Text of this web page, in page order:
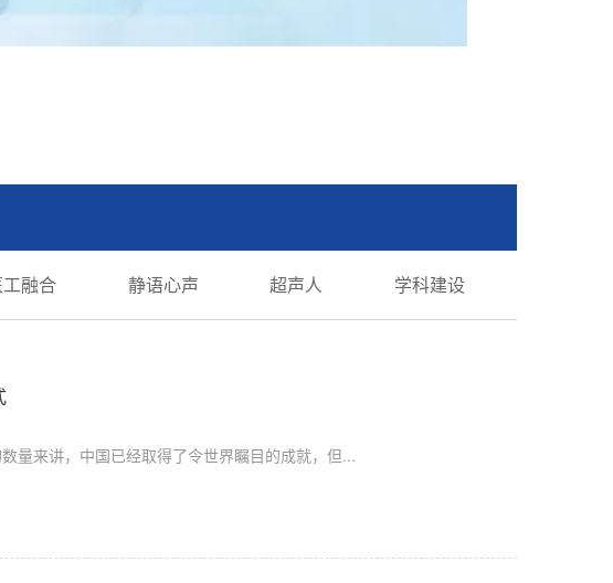
融合 静语心声 超声人 学科建设
量来讲，中国已经取得了令世界瞩目的成就，但...